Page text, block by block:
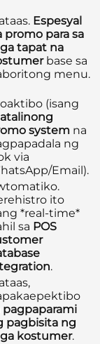
Espesyal
promo para sa
tapat na
base sa
menu.
(isang
system na
ng
via
Email).
ito
*real-time*
sa POS
.
pagpaparami
pagbisita ng
kostumer.